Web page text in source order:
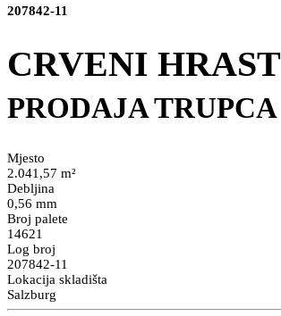
207842-11
CRVENI HRAST
PRODAJA TRUPCA
Mjesto
2.041,57 m²
Debljina
0,56 mm
Broj palete
14621
Log broj
207842-11
Lokacija skladišta
Salzburg